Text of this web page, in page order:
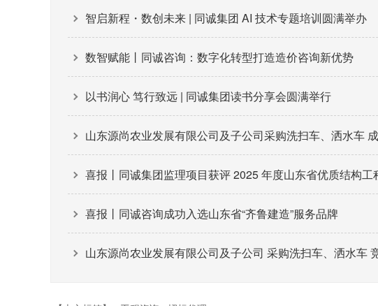
智启新程・数创未来 | 同诚集团 AI 技术专题培训圆满举办
数智赋能丨同诚咨询：数字化转型打造造价咨询新优势
以书润心 笃行致远 | 同诚集团读书分享会圆满举行
山东源尚农业发展有限公司及子公司采购洗扫车、洒水车
喜报丨同诚集团监理项目获评 2025 年度山东省优质结构工
喜报丨同诚咨询成功入选山东省“齐鲁建造”服务品牌
山东源尚农业发展有限公司及子公司 采购洗扫车、洒水车